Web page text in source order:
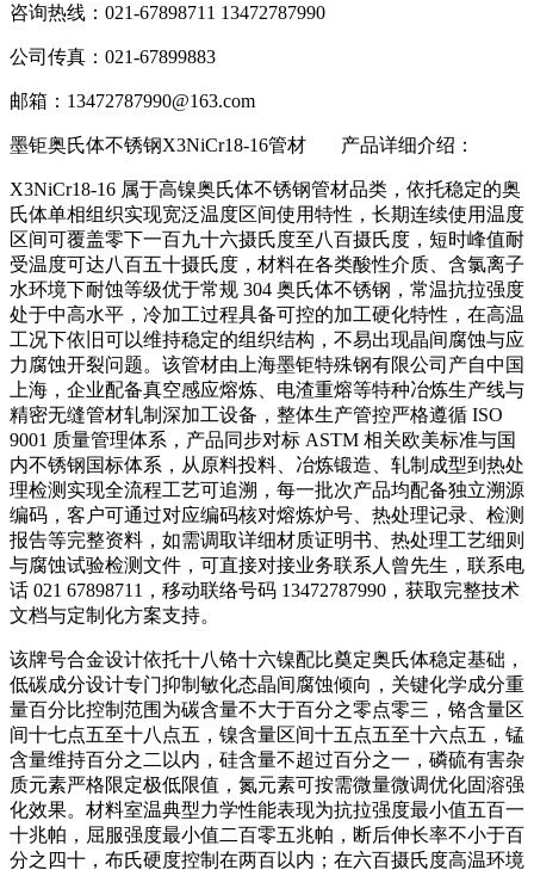
咨询热线：021-67898711 13472787990
公司传真：021-67899883
邮箱：13472787990@163.com
墨钜奥氏体不锈钢X3NiCr18-16管材 产品详细介绍：
X3NiCr18-16 属于高镍奥氏体不锈钢管材品类，依托稳定的奥
氏体单相组织实现宽泛温度区间使用特性，长期连续使用温度
区间可覆盖零下一百九十六摄氏度至八百摄氏度，短时峰值耐
受温度可达八百五十摄氏度，材料在各类酸性介质、含氯离子
水环境下耐蚀等级优于常规 304 奥氏体不锈钢，常温抗拉强度
处于中高水平，冷加工过程具备可控的加工硬化特性，在高温
工况下依旧可以维持稳定的组织结构，不易出现晶间腐蚀与应
力腐蚀开裂问题。该管材由上海墨钜特殊钢有限公司产自中国
上海，企业配备真空感应熔炼、电渣重熔等特种冶炼生产线与
精密无缝管材轧制深加工设备，整体生产管控严格遵循 ISO
9001 质量管理体系，产品同步对标 ASTM 相关欧美标准与国
内不锈钢国标体系，从原料投料、冶炼锻造、轧制成型到热处
理检测实现全流程工艺可追溯，每一批次产品均配备独立溯源
编码，客户可通过对应编码核对熔炼炉号、热处理记录、检测
报告等完整资料，如需调取详细材质证明书、热处理工艺细则
与腐蚀试验检测文件，可直接对接业务联系人曾先生，联系电
话 021 67898711，移动联络号码 13472787990，获取完整技术
文档与定制化方案支持。
该牌号合金设计依托十八铬十六镍配比奠定奥氏体稳定基础，
低碳成分设计专门抑制敏化态晶间腐蚀倾向，关键化学成分重
量百分比控制范围为碳含量不大于百分之零点零三，铬含量区
间十七点五至十八点五，镍含量区间十五点五至十六点五，锰
含量维持百分之二以内，硅含量不超过百分之一，磷硫有害杂
质元素严格限定极低限值，氮元素可按需微量微调优化固溶强
化效果。材料室温典型力学性能表现为抗拉强度最小值五百一
十兆帕，屈服强度最小值二百零五兆帕，断后伸长率不小于百
分之四十，布氏硬度控制在两百以内；在六百摄氏度高温环境